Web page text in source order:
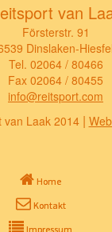
van
Försterstr. 91
Dinslaken-
Tel. 02064 / 80466
Fax 02064 / 80455
info@reitsport.com
van Laak 2014 |
Home
Kontakt
Impressum